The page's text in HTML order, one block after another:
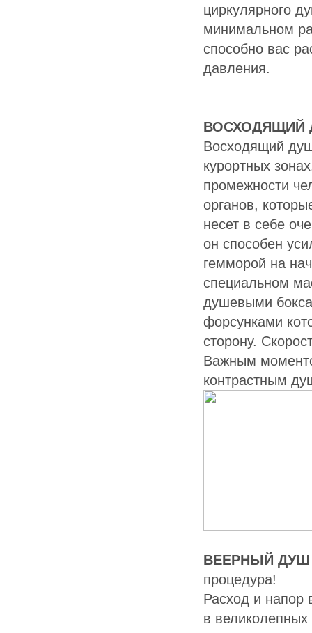
циркулярного
минимальном
способно вас
давления.
ВОСХОДЯЩИЙ
Восходящий
курортных
промежности
органов,
несет в себе
он способен
гемморой на
специальном
душевыми
форсунками
сторону.
Важным
контрастным
ВЕЕРНЫЙ
процедура!
Расход и напор
в великолепных